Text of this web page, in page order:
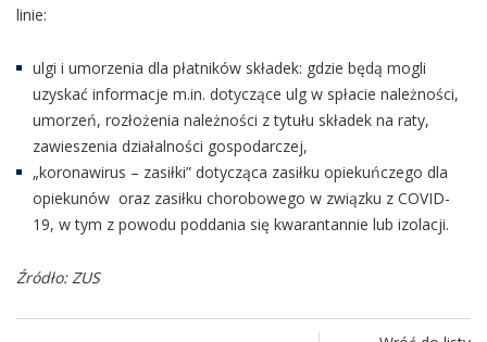
linie:
ulgi i umorzenia dla płatników składek: gdzie będą mogli
uzyskać informacje m.in. dotyczące ulg w spłacie należności,
umorzeń, rozłożenia należności z tytułu składek na raty,
zawieszenia działalności gospodarczej,
„koronawirus – zasiłki” dotycząca zasiłku opiekuńczego dla
opiekunów oraz zasiłku chorobowego w związku z COVID-
19, w tym z powodu poddania się kwarantannie lub izolacji.
Źródło: ZUS